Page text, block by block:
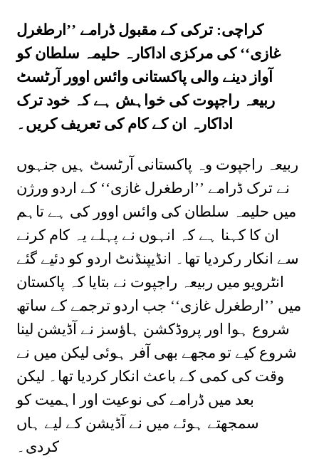
کراچی: ترکی کے مقبول ڈرامے ’’ارطغرل
غازی‘‘ کی مرکزی اداکارہ حلیمہ سلطان کو
آواز دینے والی پاکستانی وائس اوور آرٹسٹ
ربیعہ راجپوت کی خواہش ہے کہ خود ترک
اداکارہ ان کے کام کی تعریف کریں۔
ربیعہ راجپوت وہ پاکستانی آرٹسٹ ہیں جنہوں
نے ترک ڈرامے ’’ارطغرل غازی‘‘ کے اردو ورژن
میں حلیمہ سلطان کی وائس اوور کی ہے تاہم
ان کا کہنا ہے کہ انہوں نے پہلے یہ کام کرنے
سے انکار رکردیا تھا۔ انڈیپنڈنٹ اردو کو دئیے گئے
انٹرویو میں ربیعہ راجپوت نے بتایا کہ پاکستان
میں ’’ارطغرل غازی‘‘ جب اردو ترجمے کے ساتھ
شروع ہوا اور پروڈکشن ہاؤسز نے آڈیشن لینا
شروع کیے تو مجھے بھی آفر ہوئی لیکن میں نے
وقت کی کمی کے باعث انکار کردیا تھا۔ لیکن
بعد میں ڈرامے کی نوعیت اور اہمیت کو
سمجھتے ہوئے میں نے آڈیشن کے لیے ہاں
کردی۔